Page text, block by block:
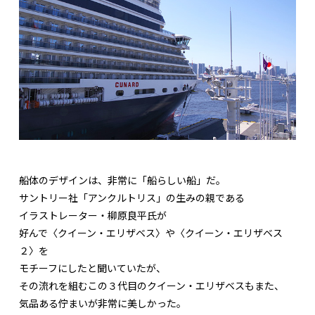
船体のデザインは、非常に「船らしい船」だ。
サントリー社「アンクルトリス」の生みの親である
イラストレーター・柳原良平氏が
好んで〈クイーン・エリザベス〉や〈クイーン・エリザベス
２〉を
モチーフにしたと聞いていたが、
その流れを組むこの３代目のクイーン・エリザベスもまた、
気品ある佇まいが非常に美しかった。